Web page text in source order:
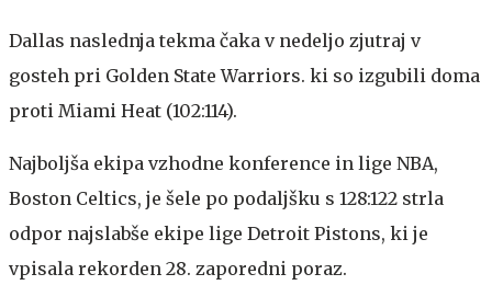
Dallas naslednja tekma čaka v nedeljo zjutraj v
gosteh pri Golden State Warriors. ki so izgubili doma
proti Miami Heat (102:114).
Najboljša ekipa vzhodne konference in lige NBA,
Boston Celtics, je šele po podaljšku s 128:122 strla
odpor najslabše ekipe lige Detroit Pistons, ki je
vpisala rekorden 28. zaporedni poraz.